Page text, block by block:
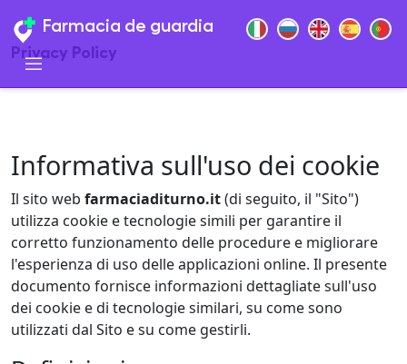
Farmacia de guardia
Privacy Policy
Informativa sull'uso dei cookie
Il sito web farmaciaditurno.it(di seguito, il "Sito")
utilizza cookie e tecnologie simili per garantire il
corretto funzionamento delle procedure e migliorare
l'esperienza di uso delle applicazioni online. Il presente
documento fornisce informazioni dettagliate sull'uso
dei cookie e di tecnologie similari, su come sono
utilizzati dal Sito e su come gestirli.